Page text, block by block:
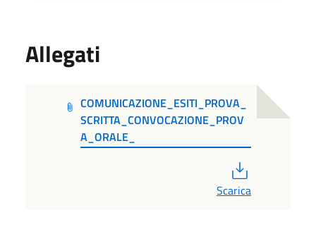
Allegati
COMUNICAZIONE_ESITI_PROVA_
SCRITTA_CONVOCAZIONE_PROV
A_ORALE_
Scarica